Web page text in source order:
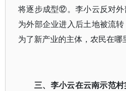
将逐步成型⑫。李小云反对外
为外部企业进入后土地被流
为了新产业的主体，农民在
三、李小云在云南示范